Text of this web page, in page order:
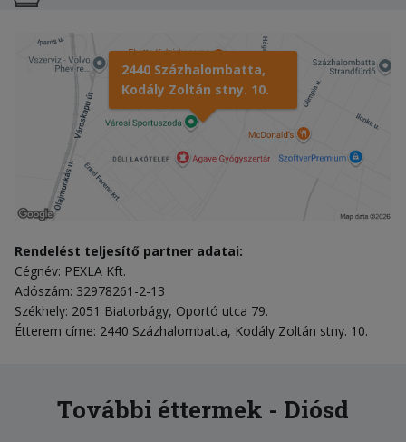
2440 Százhalombatta,
Kodály Zoltán stny. 10.
Rendelést teljesítő partner adatai:
Cégnév: PEXLA Kft.
Adószám: 32978261-2-13
Székhely: 2051 Biatorbágy, Oportó utca 79.
Étterem címe: 2440 Százhalombatta, Kodály Zoltán stny. 10.
További éttermek - Diósd